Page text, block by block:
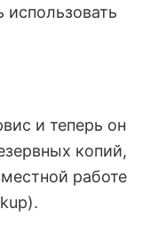
и теперь он
копий,
работе